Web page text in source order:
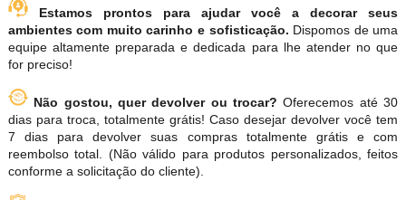
Estamos prontos para ajudar você a decorar seus
ambientes com muito carinho e sofisticação. Dispomos de uma
equipe altamente preparada e dedicada para lhe atender no que
for preciso!
Não gostou, quer devolver ou trocar?Oferecemos até 30
dias para troca, totalmente grátis! Caso desejar devolver você tem
7 dias para devolver suas compras totalmente grátis e com
reembolso total. (Não válido para produtos personalizados, feitos
conforme a solicitação do cliente).